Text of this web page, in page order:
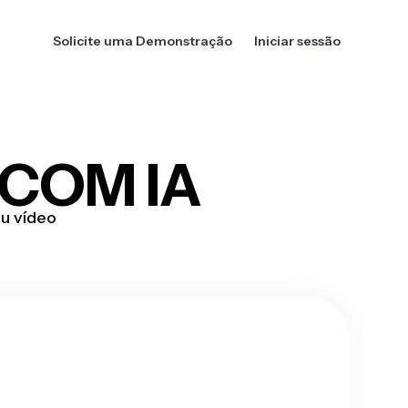
Solicite uma Demonstração Iniciar sessão
IA
vídeo